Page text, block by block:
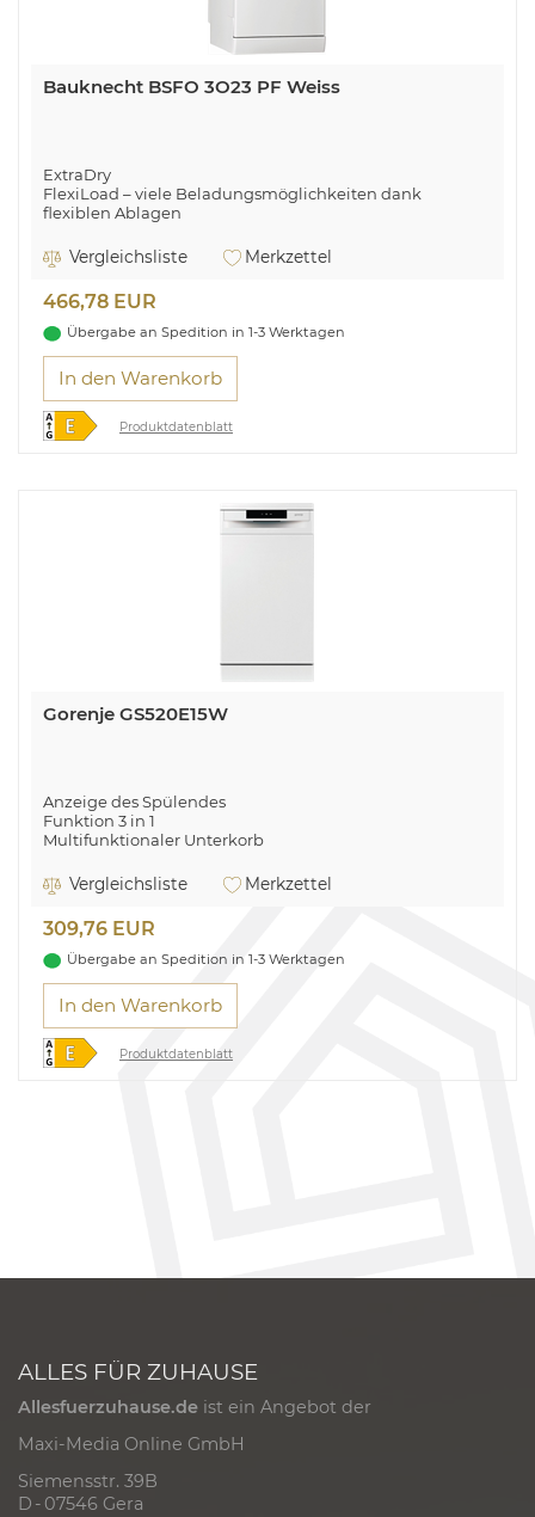
Bauknecht BSFO 3O23 PF Weiss
ExtraDry
FlexiLoad – viele Beladungsmöglichkeiten dank
flexiblen Ablagen
Vergleichsliste
Merkzettel
466,78 EUR
Übergabe an Spedition in 1-3 Werktagen
In den Warenkorb
Produktdatenblatt
Gorenje GS520E15W
Anzeige des Spülendes
Funktion 3 in 1
Multifunktionaler Unterkorb
Fehlerdiagnosesystem
4 Sprühebenen
Vergleichsliste Merkzettel
309,76 EUR
Übergabe an Spedition in 1-3 Werktagen
In den Warenkorb
Produktdatenblatt
ALLES FÜR ZUHAUSE
Allesfuerzuhause.de ist ein Angebot der
Maxi-Media Online GmbH
Siemensstr. 39B
D - 07546 Gera